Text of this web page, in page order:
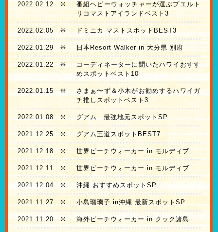
2022.02.12 ❊
番組ヘビーウォッチャーが選ぶプエルト
リコマストアイランドベスト3
2022.02.05 ❊ ドミニカ マストスポットBEST3
2022.01.29 ❊ 日本Resort Walker in 大分県 別府
2022.01.22❊
コーディネーターに聞いたハワイおすす
めスポットベスト10
2022.01.15 ❊
さまぁ〜ず＆小木がお勧めするハワイガ
チ推しスポットベスト3
2022.01.08❊ グアム 最強地元スポットSP
2021.12.25 ❊ グアム王道スポットBEST7
2021.12.18 ❊ 世界ビーチウォーカー in モルディブ
2021.12.11 ❊ 世界ビーチウォーカー in モルディブ
2021.12.04 ❊ 沖縄 おすすめスポットSP
2021.11.27 ❊ 小島瑠璃子 in沖縄 最新スポットSP
2021.11.20❊ 海外ビーチウォーカー in クック諸島